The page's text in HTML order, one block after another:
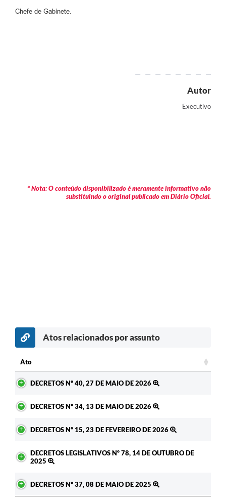
Chefe de Gabinete.
Autor
Executivo
* Nota: O conteúdo disponibilizado é meramente informativo não
substituindo o original publicado em Diário Oficial.
Atos relacionados por assunto
Ato
DECRETOS Nº 40, 27 DE MAIO DE 2026
DECRETOS Nº 34, 13 DE MAIO DE 2026
DECRETOS Nº 15, 23 DE FEVEREIRO DE 2026
DECRETOS LEGISLATIVOS Nº 78, 14 DE OUTUBRO DE
2025
DECRETOS Nº 37, 08 DE MAIO DE 2025